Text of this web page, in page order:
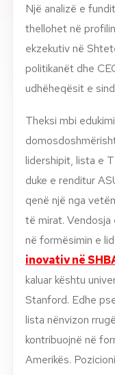
LMS Canvas
Një analizë e
thellohet në
ekzekutiv në
politikanët dhe
udhëheqësit e
Theksi mbi
lidershipit, lista e
duke e renditur
qenë një nga
të mirat. Vendosja
në formësimin e
inovativ në
kaluar kështu
Stanford. Edhe
lista nënvizon
kontribuojnë në
Amerikës.